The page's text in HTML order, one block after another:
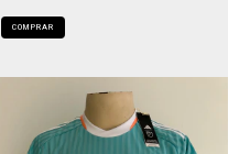
COMPRAR